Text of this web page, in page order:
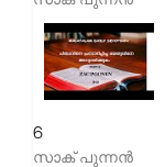
6
സാക് പുന്നൻ